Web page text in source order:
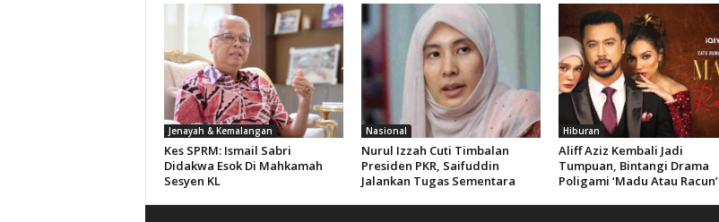
Jenayah & Kemalangan
Kes SPRM: Ismail Sabri
Didakwa Esok Di Mahkamah
Sesyen KL
Nasional
Nurul Izzah Cuti Timbalan
Presiden PKR, Saifuddin
Jalankan Tugas Sementara
Hiburan
Aliff Aziz Kembali Jadi
Tumpuan, Bintangi Drama
Poligami ‘Madu Atau Racun’